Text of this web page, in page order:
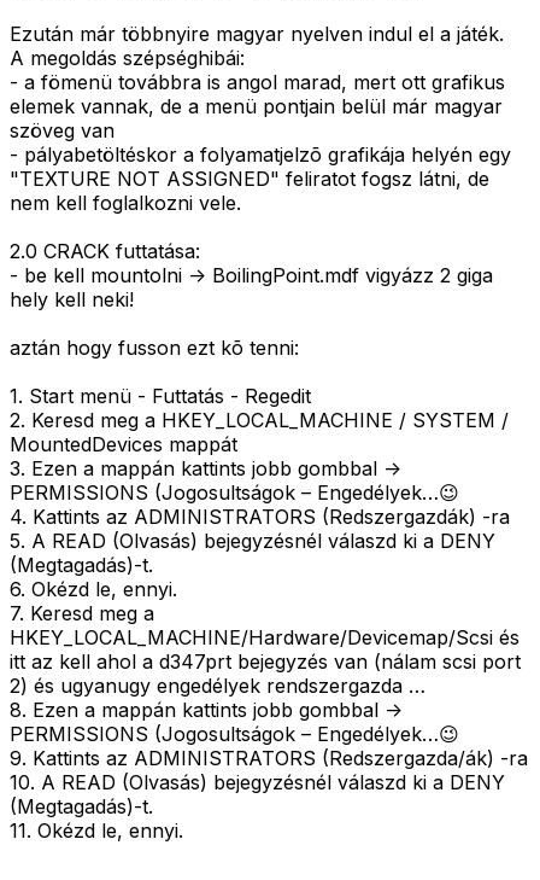
Ezután már többnyire magyar nyelven indul el a játék.
A megoldás szépséghibái:
- a fömenü továbbra is angol marad, mert ott grafikus
elemek vannak, de a menü pontjain belül már magyar
szöveg van
- pályabetöltéskor a folyamatjelzõ grafikája helyén egy
"TEXTURE NOT ASSIGNED" feliratot fogsz látni, de
nem kell foglalkozni vele.
2.0 CRACK futtatása:
- be kell mountolni -> BoilingPoint.mdf vigyázz 2 giga
hely kell neki!
aztán hogy fusson ezt kõ tenni:
1. Start menü - Futtatás - Regedit
2. Keresd meg a HKEY_LOCAL_MACHINE / SYSTEM /
MountedDevices mappát
3. Ezen a mappán kattints jobb gombbal ->
PERMISSIONS (Jogosultságok – Engedélyek…😉
4. Kattints az ADMINISTRATORS (Redszergazdák) -ra
5. A READ (Olvasás) bejegyzésnél válaszd ki a DENY
(Megtagadás)-t.
6. Okézd le, ennyi.
7. Keresd meg a
HKEY_LOCAL_MACHINE/Hardware/Devicemap/Scsi és
itt az kell ahol a d347prt bejegyzés van (nálam scsi port
2) és ugyanugy engedélyek rendszergazda …
8. Ezen a mappán kattints jobb gombbal ->
PERMISSIONS (Jogosultságok – Engedélyek…😉
9. Kattints az ADMINISTRATORS (Redszergazda/ák) -ra
10. A READ (Olvasás) bejegyzésnél válaszd ki a DENY
(Megtagadás)-t.
11. Okézd le, ennyi.